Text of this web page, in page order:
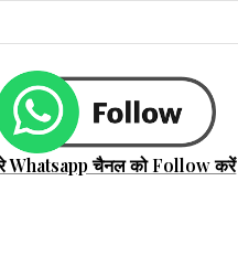
Whatsapp चैनल को Follow करें